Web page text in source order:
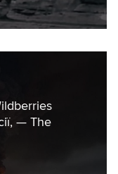
— The